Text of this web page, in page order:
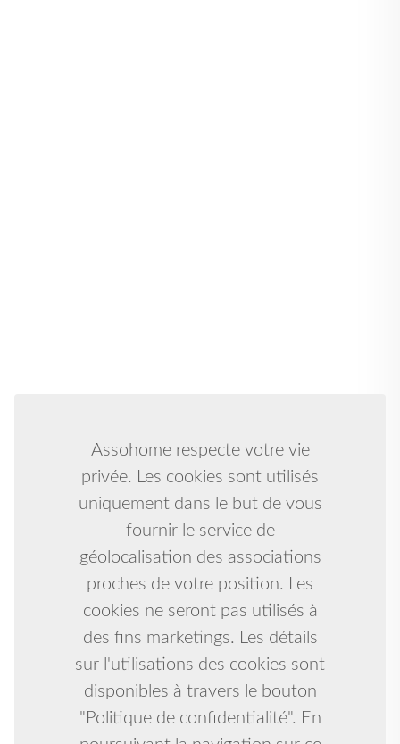
Assohome respecte votre vie
privée. Les cookies sont utilisés
uniquement dans le but de vous
fournir le service de
géolocalisation des associations
proches de votre position. Les
cookies ne seront pas utilisés à
des fins marketings. Les détails
sur l'utilisations des cookies sont
disponibles à travers le bouton
"Politique de confidentialité". En